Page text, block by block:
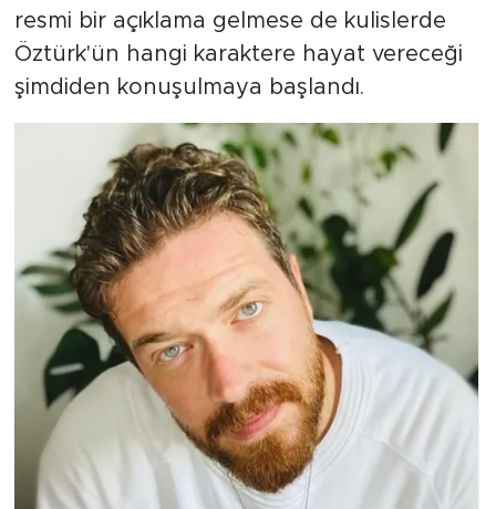
resmi bir açıklama gelmese de kulislerde
Öztürk'ün hangi karaktere hayat vereceği
şimdiden konuşulmaya başlandı.